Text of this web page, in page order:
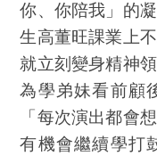
你、你陪我」的
生高董旺課業上
就立刻變身精神
為學弟妹看前顧
「每次演出都會
有機會繼續學打